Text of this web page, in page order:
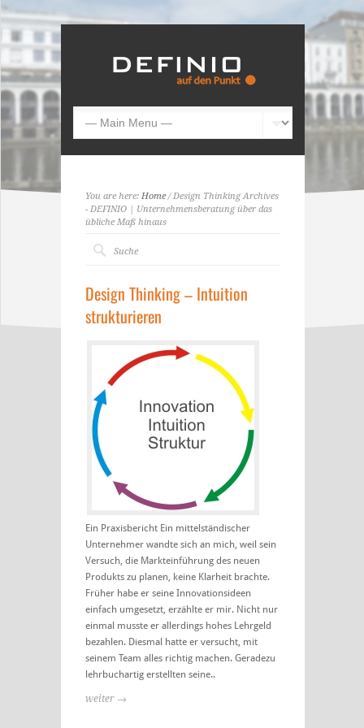
You are here: Home/ Design Thinking Archives
- DEFINIO | Unternehmensberatung über das
übliche Maß hinaus
Design Thinking – Intuition
strukturieren
Ein Praxisbericht Ein mittelständischer
Unternehmer wandte sich an mich, weil sein
Versuch, die Markteinführung des neuen
Produkts zu planen, keine Klarheit brachte.
Früher habe er seine Innovationsideen
einfach umgesetzt, erzählte er mir. Nicht nur
einmal musste er allerdings hohes Lehrgeld
bezahlen. Diesmal hatte er versucht, mit
seinem Team alles richtig machen. Geradezu
lehrbuchartig erstellten seine..
weiter →